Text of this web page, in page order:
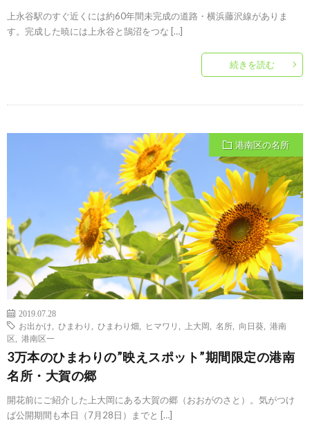
上永谷駅のすぐ近くには約60年間未完成の道路・横浜藤沢線がありま
す。完成した暁には上永谷と鵠沼をつな […]
続きを読む
港南区の名所
2019.07.28
お出かけ
ひまわり ひまわり畑 ヒマワリ 上大岡 名所 向日葵
港南
区
港南区一
3万本のひまわりの”映えスポット”期間限定の港南
名所・大賀の郷
開花前にご紹介した上大岡にある大賀の郷（おおがのさと）。気がつけ
ば公開期間も本日（7月28日）までと […]